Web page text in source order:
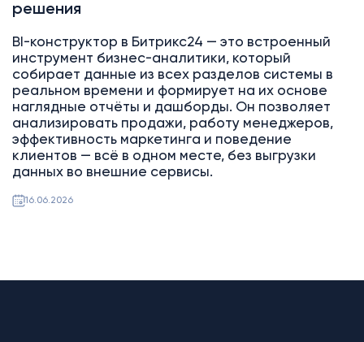
решения
BI-конструктор в Битрикс24 — это встроенный
инструмент бизнес-аналитики, который
собирает данные из всех разделов системы в
реальном времени и формирует на их основе
наглядные отчёты и дашборды. Он позволяет
анализировать продажи, работу менеджеров,
эффективность маркетинга и поведение
клиентов — всё в одном месте, без выгрузки
данных во внешние сервисы.
16.06.2026